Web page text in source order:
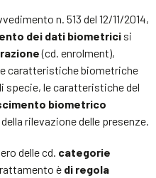
n. 513 del 12/11/2014,
dei dati biometrici si
(cd. enrolment),
caratteristiche biometriche
specie, le caratteristiche del
biometrico
rilevazione delle presenze.
delle cd. categorie
è di regola